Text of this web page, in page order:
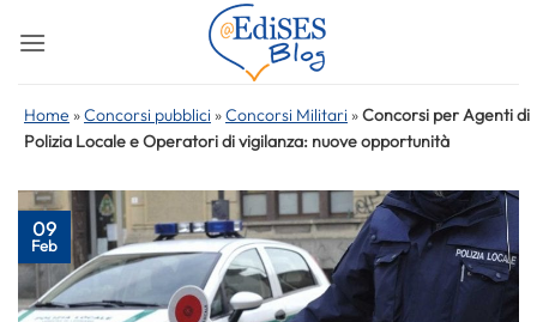
Home »Concorsi pubblici »Concorsi Militari »Concorsi per Agenti di
Polizia Locale e Operatori di vigilanza: nuove opportunità
09
Feb